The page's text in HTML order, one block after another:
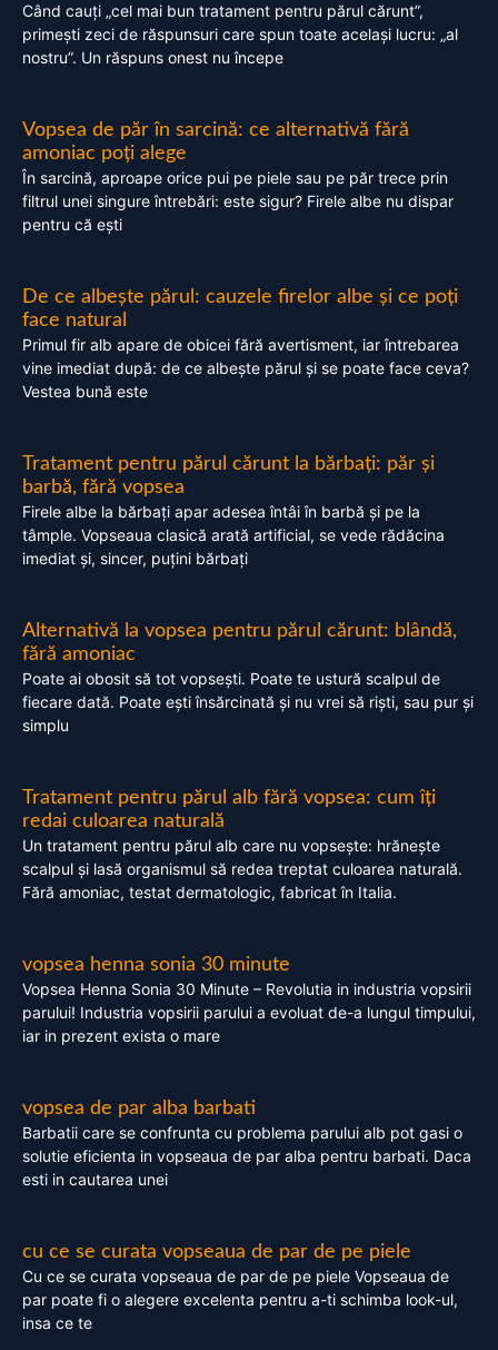
Când cauți „cel mai bun tratament pentru părul cărunt”,
primești zeci de răspunsuri care spun toate același lucru: „al
nostru”. Un răspuns onest nu începe
Vopsea de păr în sarcină: ce alternativă fără
amoniac poți alege
În sarcină, aproape orice pui pe piele sau pe păr trece prin
filtrul unei singure întrebări: este sigur? Firele albe nu dispar
pentru că ești
De ce albește părul: cauzele firelor albe și ce poți
face natural
Primul fir alb apare de obicei fără avertisment, iar întrebarea
vine imediat după: de ce albește părul și se poate face ceva?
Vestea bună este
Tratament pentru părul cărunt la bărbați: păr și
barbă, fără vopsea
Firele albe la bărbați apar adesea întâi în barbă și pe la
tâmple. Vopseaua clasică arată artificial, se vede rădăcina
imediat și, sincer, puțini bărbați
Alternativă la vopsea pentru părul cărunt: blândă,
fără amoniac
Poate ai obosit să tot vopsești. Poate te ustură scalpul de
fiecare dată. Poate ești însărcinată și nu vrei să riști, sau pur și
simplu
Tratament pentru părul alb fără vopsea: cum îți
redai culoarea naturală
Un tratament pentru părul alb care nu vopsește: hrănește
scalpul și lasă organismul să redea treptat culoarea naturală.
Fără amoniac, testat dermatologic, fabricat în Italia.
vopsea henna sonia 30 minute
Vopsea Henna Sonia 30 Minute – Revolutia in industria vopsirii
parului! Industria vopsirii parului a evoluat de-a lungul timpului,
iar in prezent exista o mare
vopsea de par alba barbati
Barbatii care se confrunta cu problema parului alb pot gasi o
solutie eficienta in vopseaua de par alba pentru barbati. Daca
esti in cautarea unei
cu ce se curata vopseaua de par de pe piele
Cu ce se curata vopseaua de par de pe piele Vopseaua de
par poate fi o alegere excelenta pentru a-ti schimba look-ul,
insa ce te